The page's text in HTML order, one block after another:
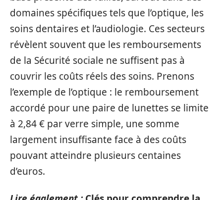
domaines spécifiques tels que l’optique, les
soins dentaires et l’audiologie. Ces secteurs
révèlent souvent que les remboursements
de la Sécurité sociale ne suffisent pas à
couvrir les coûts réels des soins. Prenons
l’exemple de l’optique : le remboursement
accordé pour une paire de lunettes se limite
à 2,84 € par verre simple, une somme
largement insuffisante face à des coûts
pouvant atteindre plusieurs centaines
d’euros.